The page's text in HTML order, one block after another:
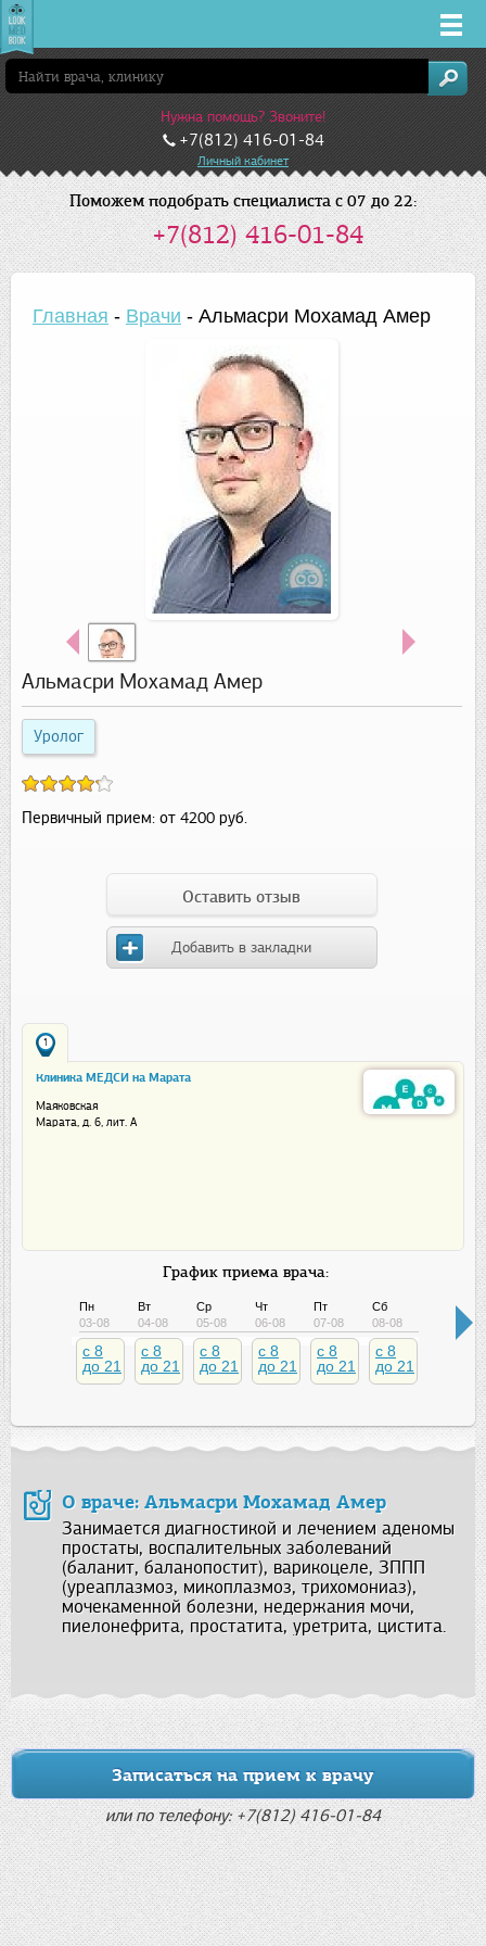
Врачи
Клиники
Заболевания
Лекарства
Акции
Нужна помощь? Звоните!
+7(812) 416-01-84
Личный кабинет
Поможем подобрать специалиста с 07 до 22:
+7(812) 416-01-84
Главная - Врачи - Альмасри Мохамад Амер
Альмасри Мохамад Амер
Уролог
Первичный прием: от 4200 руб.
Оставить отзыв
Добавить в закладки
1
Клиника МЕДСИ на Марата
Маяковская
Марата, д. 6, лит. А
График приема врача:
Пн
03-08
c 8
до 21
Вт
04-08
c 8
до 21
Ср
05-08
c 8
до 21
Чт
06-08
c 8
до 21
Пт
07-08
c 8
до 21
Сб
08-08
c 8
до 21
О враче: Альмасри Мохамад Амер
Занимается диагностикой и лечением аденомы
простаты, воспалительных заболеваний
(баланит, баланопостит), варикоцеле, ЗППП
(уреаплазмоз, микоплазмоз, трихомониаз),
мочекаменной болезни, недержания мочи,
пиелонефрита, простатита, уретрита, цистита.
Записаться на прием к врачу
или по телефону: +7(812) 416-01-84